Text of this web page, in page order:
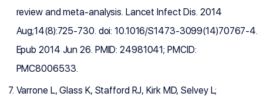
review and meta-analysis. Lancet Infect Dis. 2014
Aug;14(8):725-730. doi: 10.1016/S1473-3099(14)70767-4.
Epub 2014 Jun 26. PMID: 24981041; PMCID:
PMC8006533.
Varrone L, Glass K, Stafford RJ, Kirk MD, Selvey L;